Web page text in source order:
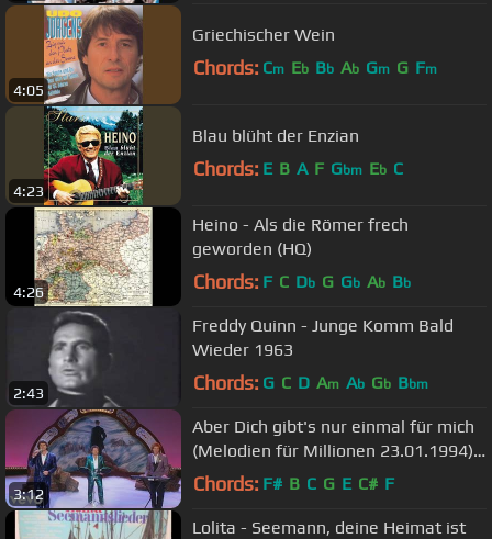
4:05
Griechischer Wein
Chords: Cm Eb Bb Ab Gm G Fm
4:23
Blau blüht der Enzian
Chords: E B A F Gbm Eb C
4:26
Heino - Als die Römer frech
geworden (HQ)
Chords: F C Db G Gb Ab Bb
2:43
Freddy Quinn - Junge Komm Bald
Wieder 1963
Chords: G C D Am Ab Gb Bbm
3:12
Aber Dich gibt's nur einmal für mich
(Melodien für Millionen 23.01.1994)
(VOD)
Chords: F# B C G E C# F
Lolita - Seemann, deine Heimat ist